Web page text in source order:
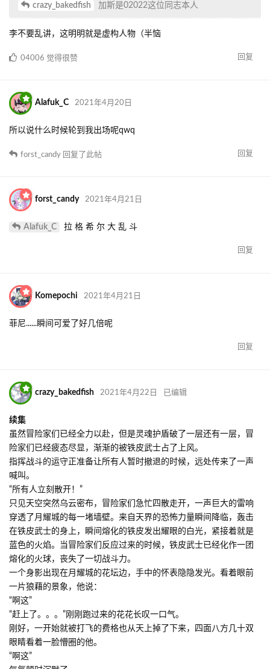
crazy_bakedfish 加斯是02022这位同志本人
李不要乱讲，这明明就是虚构人物（半恼
回复
04006 觉得很赞
Alafuk_C 2021年4月20日
所以说什么时候轮到我出场呢qwq
回复
forst_candy 回复了此帖
forst_candy 2021年4月21日
Alafuk_C 拉 格 希 尔 大 乱 斗
回复
Komepochi 2021年4月21日
菲尼......瞬间可爱了好几倍呢
回复
crazy_bakedfish 2021年4月22日 已编辑
续集
虽然冒险家们已经全力以赴，但是灵魂护盾破了一层还有一层，冒
险家们已经疲态尽显，渐渐的被铁皮武士占了上风。
指挥战斗的运守正准备让所有人暂时撤退的时候，远处传来了一声
喊叫。
“所有人立刻散开！”
只见天空突然乌云密布，冒险家们急忙四散走开，一声巨大的雷响
穿透了月耀城的每一堵墙壁。来自天界的恐怖力量瞬间降临，轰击
在铁皮武士的身上，瞬间熔化的铁皮发出耀眼的白光，紧接着就是
蓝色的火焰。当冒险家们反应过来的时候，铁皮武士已经化作一团
熔化的火球，丧失了一切战斗力。
一个身影出现在月耀城的花坛边，手中的怀表隐隐发光。看着眼前
一片狼藉的景象，他说：
“啊这”
“赶上了。。。”刚刚跑过来的花花长叹一口气。
刚好，一开始就被打飞的费格也从天上掉了下来，四面八方几十双
眼睛看着一脸懵圈的他。
“啊这”